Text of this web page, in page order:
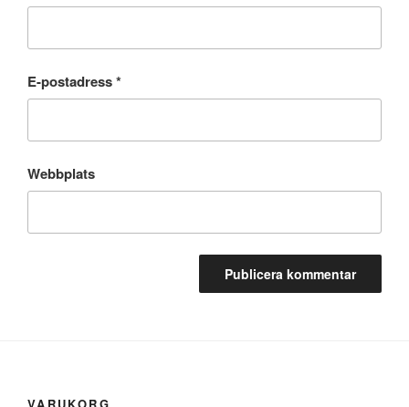
E-postadress*
Webbplats